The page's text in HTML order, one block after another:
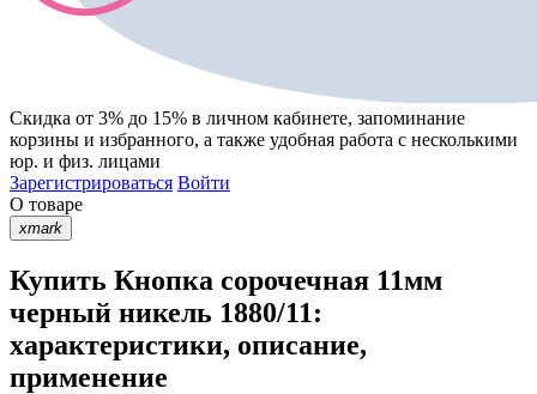
Скидка от 3% до 15% в личном кабинете, запоминание
корзины и избранного, а также удобная работа с несколькими
юр. и физ. лицами
Зарегистрироваться Войти
О товаре
xmark
Купить Кнопка сорочечная 11мм
черный никель 1880/11:
характеристики, описание,
применение